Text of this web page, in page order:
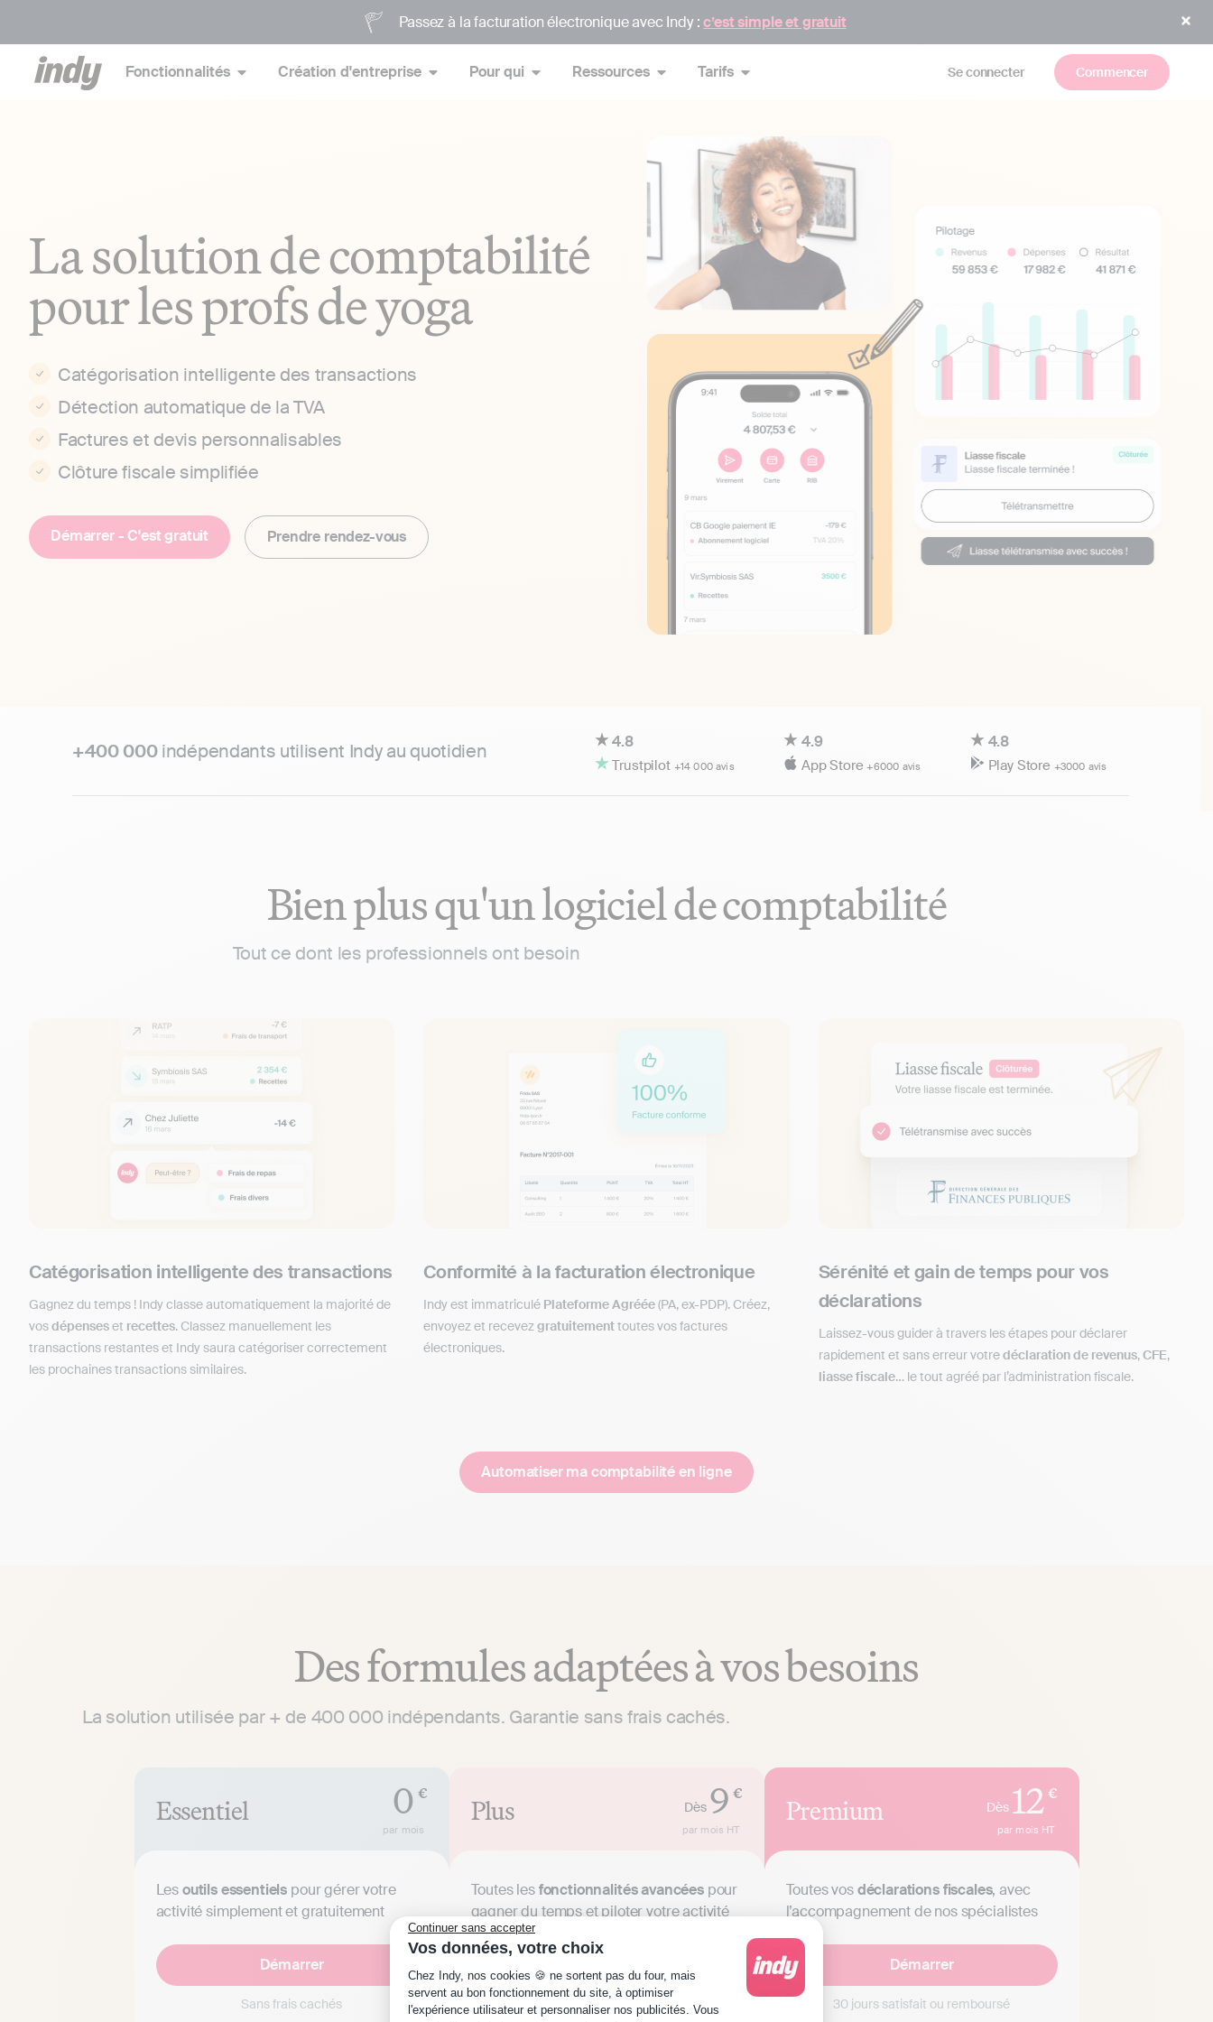
Continuer sans accepter
Vos données, votre choix
Plateforme de Gestion du Consentement : Personnalisez vos Options
Chez Indy, nos cookies 🍪 ne sortent pas du four, mais
servent au bon fonctionnement du site, à optimiser
l'expérience utilisateur et personnaliser nos publicités. Vous
Passez à la facturation électronique avec Indy :c’est simple et gratuit
Fonctionnalités Création d'entreprise Pour qui Ressources Tarifs Se connecter Commencer
La solution de comptabilité
pour les profs de yoga
Catégorisation intelligente des transactions
Détection automatique de la TVA
Factures et devis personnalisables
Clôture fiscale simplifiée
Démarrer - C'est gratuit Prendre rendez-vous
+400 000indépendants utilisent Indy au quotidien 4.8
Trustpilot +14 000 avis
4.9
App Store+6000 avis
4.8
Play Store +3000 avis
Bien plus qu'un logiciel de comptabilité
Tout ce dont les professionnels ont besoin
Catégorisation intelligente des transactions
Gagnez du temps ! Indy classe automatiquement la majorité de
vosdépenseset recettes. Classez manuellement les
transactions restantes et Indy saura catégoriser correctement
les prochaines transactions similaires.
Conformité à la facturation électronique
Indy est immatriculé Plateforme Agréée(PA, ex-PDP). Créez,
envoyez et recevezgratuitementtoutes vos factures
électroniques.
Sérénité et gain de temps pour vos
déclarations
Laissez-vous guider à travers les étapes pour déclarer
rapidement et sans erreur votredéclaration de revenus,CFE,
liasse fiscale… le tout agréé par l’administration fiscale.
Automatiser ma comptabilité en ligne
Des formules adaptées à vos besoins
La solution utilisée par + de 400 000 indépendants. Garantie sans frais cachés.
Essentiel 0 €
par mois
Lesoutils essentiels pour gérer votre
activité simplement et gratuitement
Démarrer
Sans frais cachés
Plus Dès 9 €
par mois HT
Toutes lesfonctionnalités avancéespour
gagner du temps et piloter votre activité
30 jours satisfait ou remboursé
Premium Dès 12 €
par mois HT
Toutes vosdéclarations fiscales, avec
l’accompagnement de nos spécialistes
Démarrer
30 jours satisfait ou remboursé